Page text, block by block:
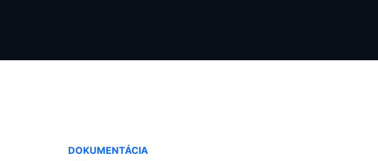
DOKUMENTÁCIA